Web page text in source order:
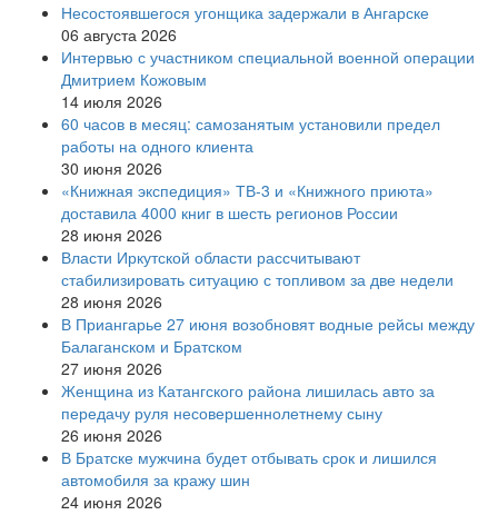
Несостоявшегося угонщика задержали в Ангарске
06 августа 2026
Интервью с участником специальной военной операции
Дмитрием Кожовым
14 июля 2026
60 часов в месяц: самозанятым установили предел
работы на одного клиента
30 июня 2026
«Книжная экспедиция» ТВ-3 и «Книжного приюта»
доставила 4000 книг в шесть регионов России
28 июня 2026
Власти Иркутской области рассчитывают
стабилизировать ситуацию с топливом за две недели
28 июня 2026
В Приангарье 27 июня возобновят водные рейсы между
Балаганском и Братском
27 июня 2026
Женщина из Катангского района лишилась авто за
передачу руля несовершеннолетнему сыну
26 июня 2026
В Братске мужчина будет отбывать срок и лишился
автомобиля за кражу шин
24 июня 2026